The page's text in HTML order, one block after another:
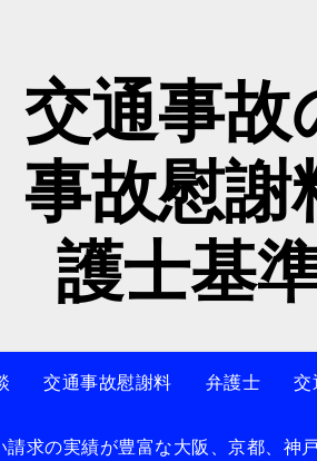
交通事故
事故慰謝
護士基
交通事故慰謝料 弁護士 交
請求の実績が豊富な大阪、京都、神